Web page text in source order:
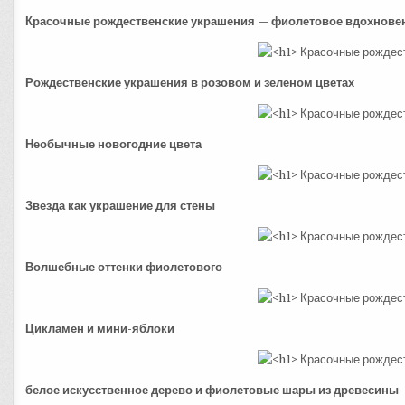
Красочные рождественские украшения — фиолетовое
Рождественские украшения в розовом и зеленом цветах
Необычные новогодние цвета
Звезда как украшение для стены
Волшебные оттенки фиолетового
Цикламен и мини-яблоки
белое искусственное дерево и фиолетовые шары из древесины